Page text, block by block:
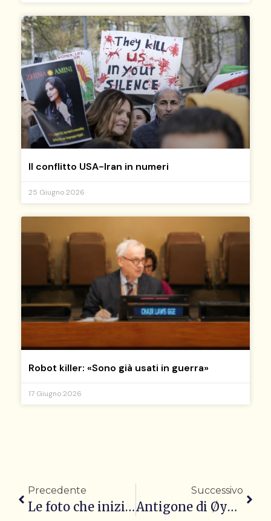
Il conflitto USA-Iran in numeri
25 Giugno 2026
Robot killer: «Sono già usati in guerra»
17 Giugno 2026
Precedente
Le foto che iniziano una conversazione
Successivo
Antigone di Øyen al Teatro Argentina